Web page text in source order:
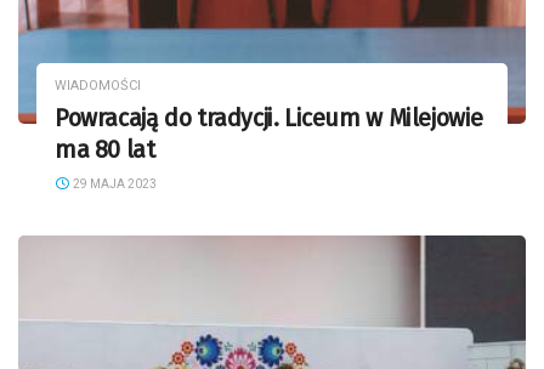
WIADOMOŚCI
Powracają do tradycji. Liceum w Milejowie
ma 80 lat
29 MAJA 2023